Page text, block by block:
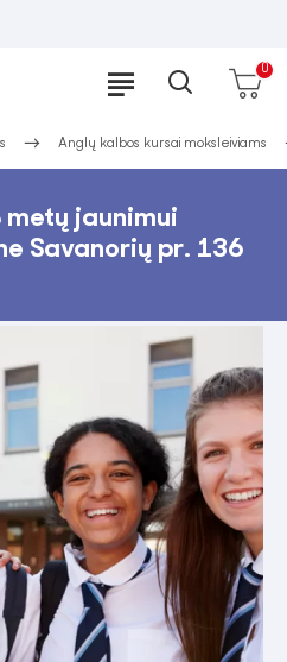
0
Anglų kalbos kursai moksleiviams
jaunimui
Savanorių pr. 136